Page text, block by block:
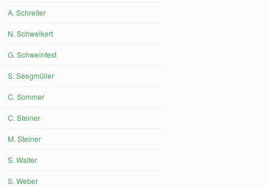
A. Schreiter
N. Schweikert
G. Schweinfest
S. Seegmüller
C. Sommer
C. Steiner
M. Steiner
S. Walter
S. Weber